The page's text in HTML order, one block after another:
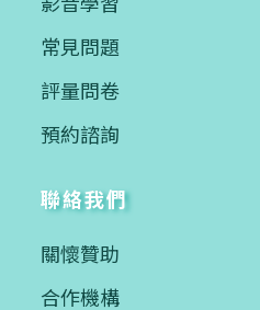
常見問題
評量問卷
預約諮詢
聯絡我們
關懷贊助
合作機構